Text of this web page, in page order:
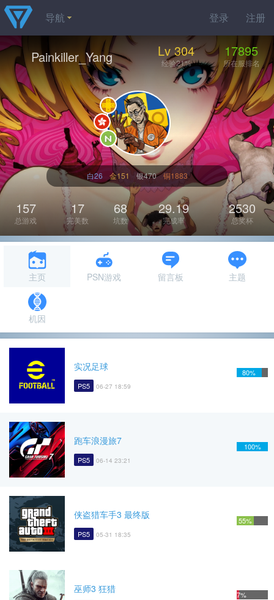
登录 注册
导航
Painkiller_Yang Lv 304
经验21%
17895
所在服排名
白26 金151 银470 铜1883
157
总游戏
17
完美数
68
坑数
29.19
完成率
2530
总奖杯
主页 PSN游戏 留言板 主题
机因
实况足球
PS5 06-27 18:59
80%
跑车浪漫旅7
PS5 06-14 23:21
100%
侠盗猎车手3 最终版
PS5 05-31 18:35
55%
巫师3 狂猎 7%